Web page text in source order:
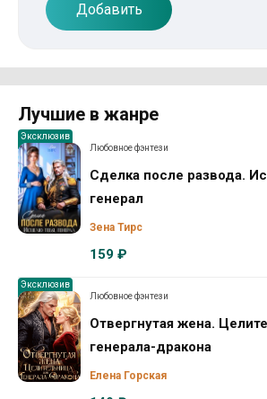
Добавить
Лучшие в жанре
Эксклюзив
Любовное фэнтези
Сделка после развода.
генерал
Зена Тирс
159 ₽
Эксклюзив
Любовное фэнтези
Отвергнутая жена.
генерала-дракона
Елена Горская